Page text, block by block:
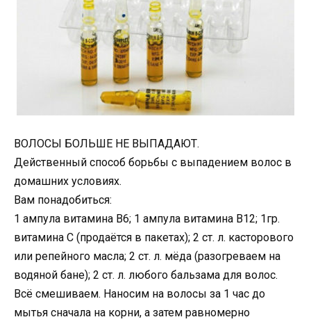
ВОЛОСЫ БОЛЬШЕ НЕ ВЫПАДАЮТ.
Действенный способ борьбы с выпадением волос в
домашних условиях.
Вам понадобиться:
1 ампула витамина В6; 1 ампула витамина В12; 1гр.
витамина С (продаётся в пакетах); 2 ст. л. касторового
или репейного масла; 2 ст. л. мёда (разогреваем на
водяной бане); 2 ст. л. любого бальзама для волос.
Всё смешиваем. Наносим на волосы за 1 час до
мытья сначала на корни, а затем равномерно